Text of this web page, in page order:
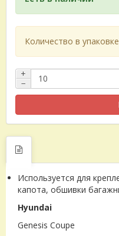
Количество в
+
−
Используется для
капота, обшивки
Hyundai
Genesis Coupe